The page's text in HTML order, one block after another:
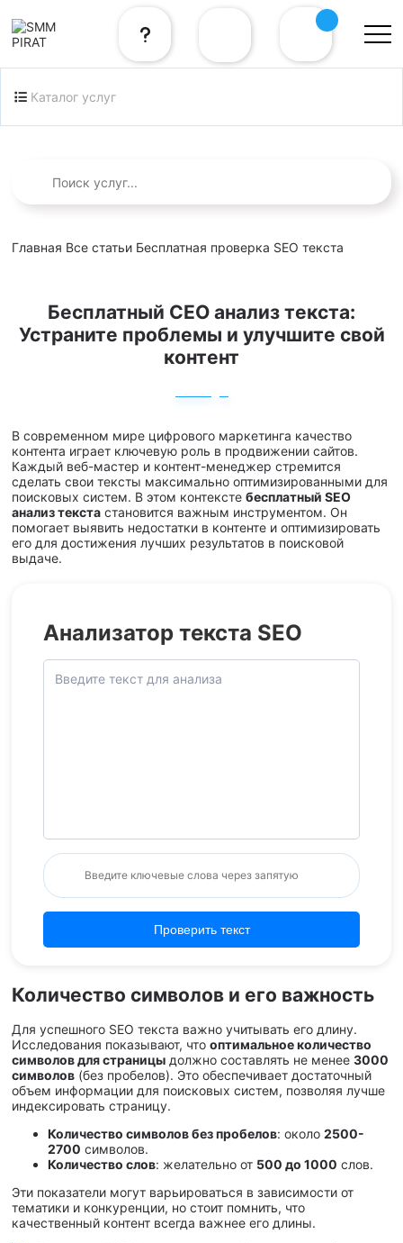
Каталог услуг
Главная Все статьи Бесплатная проверка SEO текста
Бесплатный СЕО анализ текста:
Устраните проблемы и улучшите свой
контент
В современном мире цифрового маркетинга качество
контента играет ключевую роль в продвижении сайтов.
Каждый веб-мастер и контент-менеджер стремится
сделать свои тексты максимально оптимизированными для
поисковых систем. В этом контексте бесплатный SEO
анализ текста становится важным инструментом. Он
помогает выявить недостатки в контенте и оптимизировать
его для достижения лучших результатов в поисковой
выдаче.
Анализатор текста SEO
Проверить текст
Количество символов и его важность
Для успешного SEO текста важно учитывать его длину.
Исследования показывают, что оптимальное количество
символов для страницы должно составлять не менее 3000
символов (без пробелов). Это обеспечивает достаточный
объем информации для поисковых систем, позволяя лучше
индексировать страницу.
Количество символов без пробелов: около 2500-
2700 символов.
Количество слов: желательно от 500 до 1000 слов.
Эти показатели могут варьироваться в зависимости от
тематики и конкуренции, но стоит помнить, что
качественный контент всегда важнее его длины.